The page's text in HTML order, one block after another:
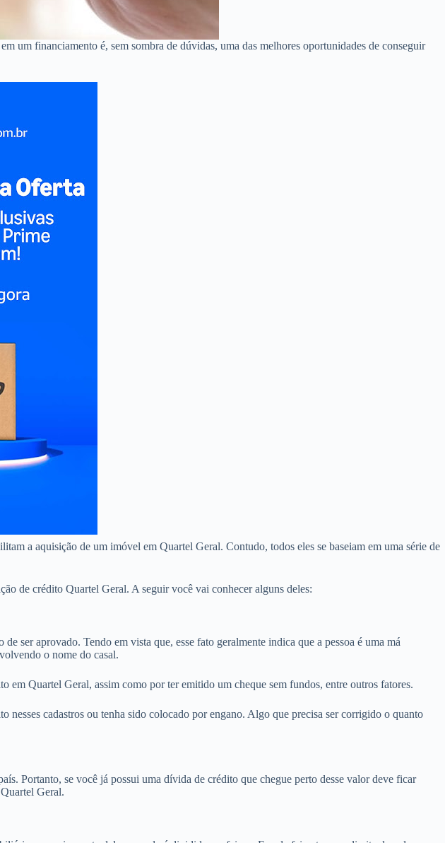
um financiamento é, sem sombra de dúvidas, uma das melhores oportunidades de conseguir
a aquisição de um imóvel em Quartel Geral. Contudo, todos eles se baseiam em uma série de
de crédito Quartel Geral. A seguir você vai conhecer alguns deles:
ser aprovado. Tendo em vista que, esse fato geralmente indica que a pessoa é uma má
o nome do casal.
em Quartel Geral, assim como por ter emitido um cheque sem fundos, entre outros fatores.
nesses cadastros ou tenha sido colocado por engano. Algo que precisa ser corrigido o quanto
Portanto, se você já possui uma dívida de crédito que chegue perto desse valor deve ficar
Geral.